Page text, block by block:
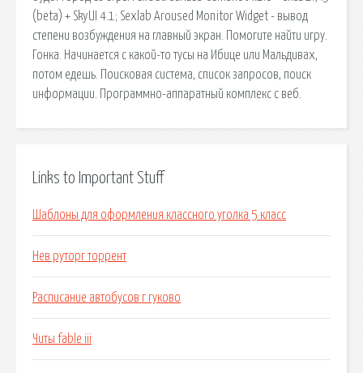
(beta) + SkyUI 4.1; Sexlab Aroused Monitor Widget - вывод
степени возбуждения на главный экран. Помогите найти игру.
Гонка. Начинается с какой-то тусы на Ибице или Мальдивах,
потом едешь. Поисковая сиcтема, список запросов, поиск
информации. Программно-аппаратный комплекс с веб.
Links to Important Stuff
Шаблоны для оформления классного уголка 5 класс
Нев руторг торрент
Расписание автобусов г гуково
Читы fable iii